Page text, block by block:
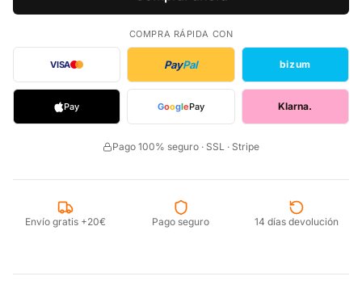
COMPRA RÁPIDA CON
VISA PayPal bizum
Pay GooglePay Klarna.
Pago 100% seguro · SSL · Stripe
Envío gratis +20€ Pago seguro 14 días devolución